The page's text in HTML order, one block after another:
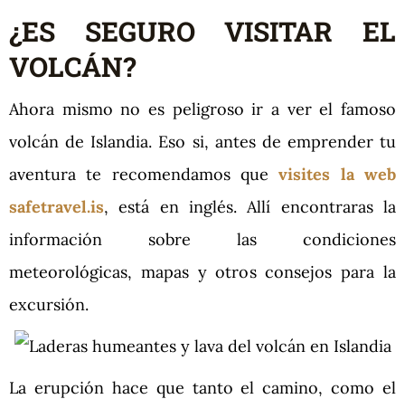
¿ES SEGURO VISITAR EL
VOLCÁN?
Ahora mismo no es peligroso ir a ver el famoso
volcán de Islandia. Eso si, antes de emprender tu
aventura te recomendamos quevisites la web
safetravel.is, está en inglés. Allí encontraras la
información sobre las condiciones
meteorológicas, mapas y otros consejos para la
excursión.
La erupción hace que tanto el camino, como el